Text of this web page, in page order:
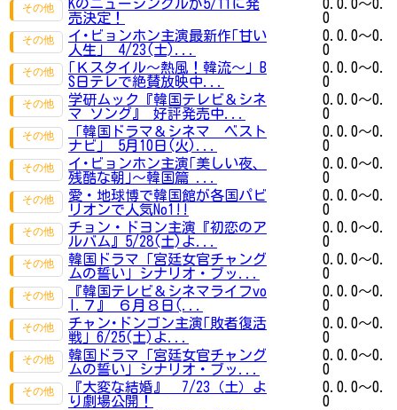
Kのニューシングルが5/11に発
売決定！
0.0.0～0.
0
イ･ビョンホン主演最新作｢甘い
人生｣ 4/23(土)...
0.0.0～0.
0
｢Ｋスタイル～熱風！韓流～｣ B
S日テレで絶賛放映中...
0.0.0～0.
0
学研ムック『韓国テレビ＆シネ
マ ソング』 好評発売中...
0.0.0～0.
0
「韓国ドラマ＆シネマ ベスト
ナビ」 5月10日(火)...
0.0.0～0.
0
イ･ビョンホン主演｢美しい夜、
残酷な朝｣～韓国篇 ...
0.0.0～0.
0
愛・地球博で韓国館が各国パビ
リオンで人気No1!!
0.0.0～0.
0
チョン・ドヨン主演『初恋のア
ルバム』5/28(土)よ...
0.0.0～0.
0
韓国ドラマ「宮廷女官チャング
ムの誓い」シナリオ・ブッ...
0.0.0～0.
0
『韓国テレビ＆シネマライフvo
l.７』 ６月８日(...
0.0.0～0.
0
チャン･ドンゴン主演｢敗者復活
戦｣ 6/25(土)よ...
0.0.0～0.
0
韓国ドラマ「宮廷女官チャング
ムの誓い」シナリオ・ブッ...
0.0.0～0.
0
『大変な結婚』 7/23（土）よ
り劇場公開！
0.0.0～0.
0